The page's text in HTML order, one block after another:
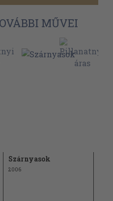
MŰVEI
Szárnyasok
2006